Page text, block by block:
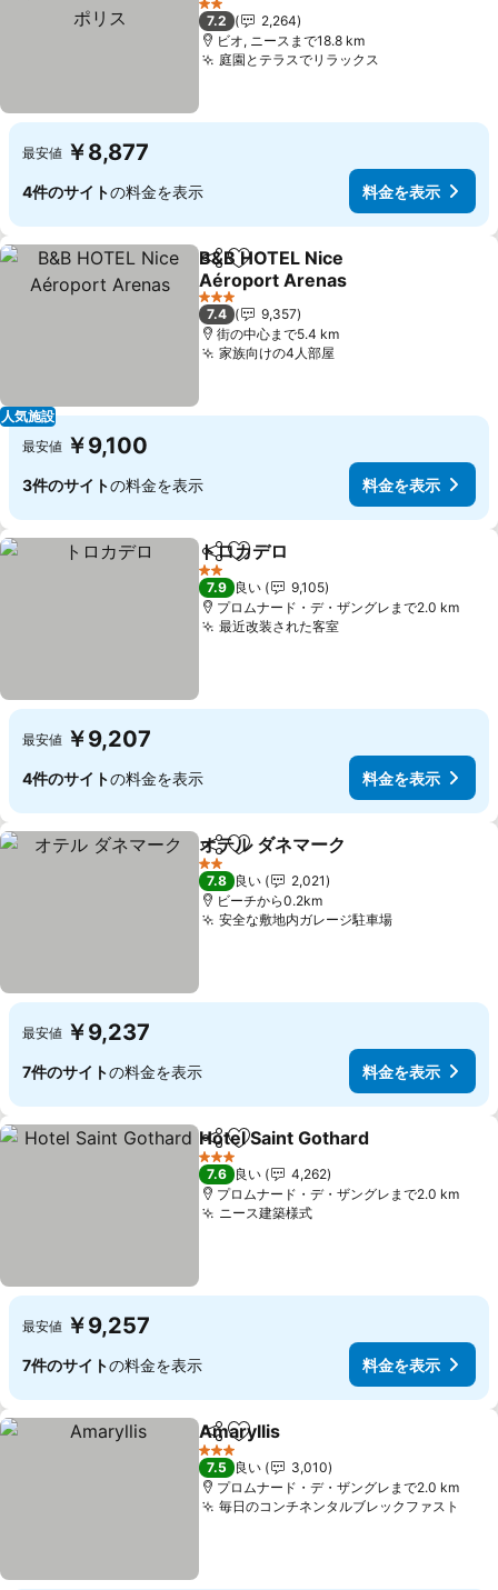
料金を表示
2 ホテルのランク
7.2
2,264
ビオ, ニースまで18.8 km
庭園とテラスでリラックス
最安値 ￥8,877
4件のサイトの料金を表示 料金を表示
人気施設
シェアお気に入りに追加
B&B HOTEL Nice
Aéroport Arenas
料金を表示
3 ホテルのランク
7.4
9,357
街の中心まで5.4 km
家族向けの4人部屋料金を表示
最安値 ￥9,100
3件のサイトの料金を表示 料金を表示
シェアお気に入りに追加
トロカデロ
2 ホテルのランク
7.9 良い
9,105
プロムナード・デ・ザングレまで2.0 km
最近改装された客室料金を表示
最安値 ￥9,207
4件のサイトの料金を表示 料金を表示
シェアお気に入りに追加
オテル ダネマーク
2 ホテルのランク
7.8 良い
2,021
ビーチから0.2km
安全な敷地内ガレージ駐車場料金を表示
最安値 ￥9,237
7件のサイトの料金を表示 料金を表示
シェアお気に入りに追加
Hotel Saint Gothard
3 ホテルのランク
7.6 良い
4,262
プロムナード・デ・ザングレまで2.0 km
ニース建築様式料金を表示
最安値 ￥9,257
7件のサイトの料金を表示 料金を表示
シェアお気に入りに追加
Amaryllis
3 ホテルのランク
7.5 良い
3,010
プロムナード・デ・ザングレまで2.0 km
毎日のコンチネンタルブレックファスト